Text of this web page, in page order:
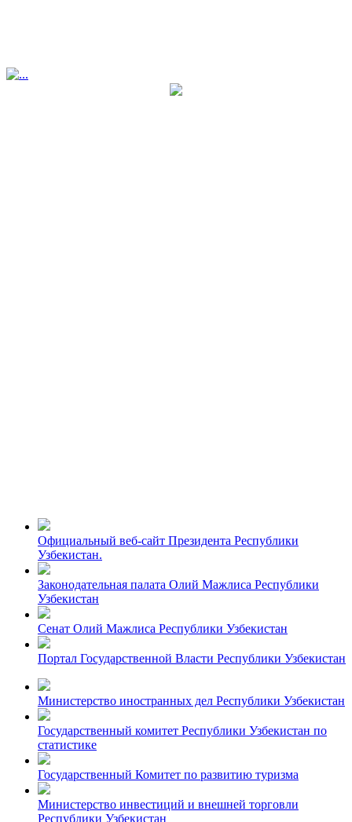
Официальный веб-сайт Президента Республики
Узбекистан.
Законодательная палата Олий Мажлиса Республики
Узбекистан
Сенат Олий Мажлиса Республики Узбекистан
Портал Государственной Власти Республики Узбекистан
Министерство иностранных дел Республики Узбекистан
Государственный комитет Республики Узбекистан по
статистике
Государственный Комитет по развитию туризма
Министерство инвестиций и внешней торговли
Республики Узбекистан